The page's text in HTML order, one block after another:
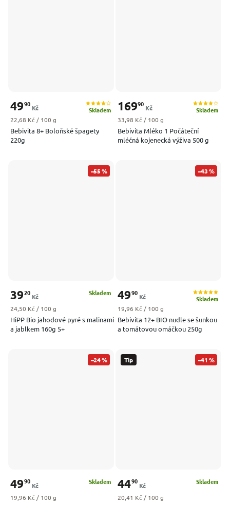
Bebivita 8+ Boloňské špagety
220g
Skladem
4990
Kč
Měrná cena:
22,68 Kč / 100 g
Bebivita Mléko 1 Počáteční
mléčná kojenecká výživa 500 g
Skladem
16990
Kč
Měrná cena:
33,98 Kč / 100 g
–55 %
HiPP Bio jahodové pyré s malinami
a jablkem 160g 5+
Skladem
3920
Kč
Měrná cena:
24,50 Kč / 100 g
–43 %
Bebivita 12+ BIO nudle se šunkou
a tomátovou omáčkou 250g
Skladem
4990
Kč
Měrná cena:
19,96 Kč / 100 g
–24 %
Skladem
4990
Kč
Měrná cena:
19,96 Kč / 100 g
Tip –41 %
Skladem
4490
Kč
Měrná cena:
20,41 Kč / 100 g